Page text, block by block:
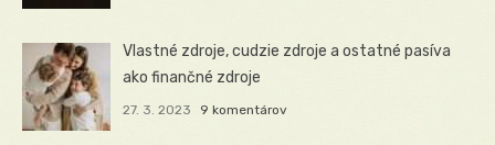
Vlastné zdroje, cudzie zdroje a ostatné pasíva
ako finančné zdroje
27. 3. 2023 9 komentárov